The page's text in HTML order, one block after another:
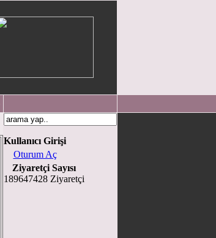
Kullanıcı Girişi
Oturum Aç
Ziyaretçi Sayısı
189647428 Ziyaretçi